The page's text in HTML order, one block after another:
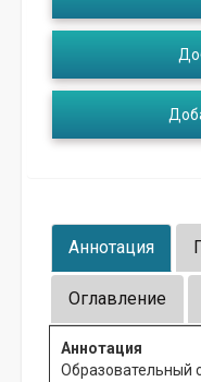
Аннотация
Оглавление
Аннотация
Образовательный